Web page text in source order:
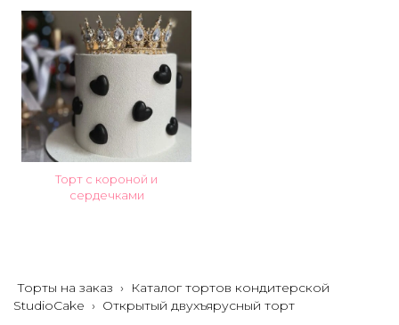
Торт с короной и
сердечками
Торты на заказ › Каталог тортов кондитерской
StudioCake › Открытый двухъярусный торт